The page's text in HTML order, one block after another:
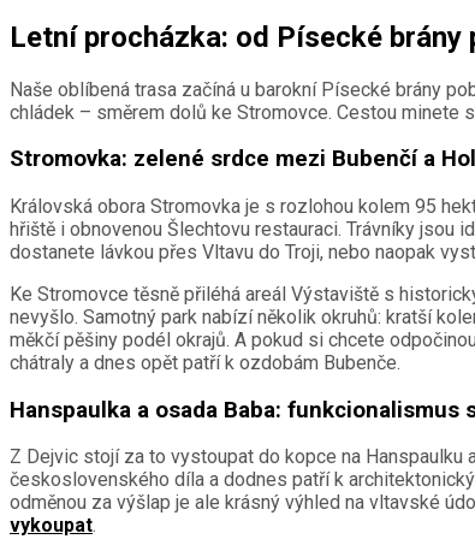
Letní procházka: od Písecké brány
Naše oblíbená trasa začíná u barokní Písecké brány
chládek – směrem dolů ke Stromovce. Cestou minete
Stromovka: zelené srdce mezi Bubenčí a
Královská obora Stromovka je s rozlohou kolem 95
hřiště i obnovenou Šlechtovu restauraci. Trávníky jsou
dostanete lávkou přes Vltavu do Troji, nebo naopak
Ke Stromovce těsně přiléhá areál Výstaviště s
nevyšlo. Samotný park nabízí několik okruhů: kratší
měkčí pěšiny podél okrajů. A pokud si chcete
chátraly a dnes opět patří k ozdobám Bubenče.
Hanspaulka a osada Baba: funkcionalismus
Z Dejvic stojí za to vystoupat do kopce na
československého díla a dodnes patří k
odměnou za výšlap je ale krásný výhled na vltavské
vykoupat.